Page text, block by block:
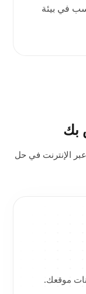
في بيئة
بك
الإنترنت في حل